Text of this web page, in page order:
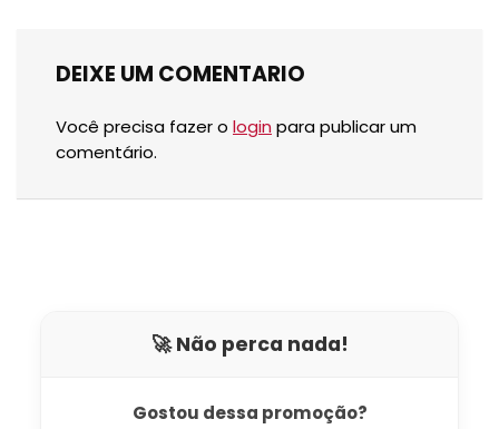
DEIXE UM COMENTARIO
Você precisa fazer o login para publicar um
comentário.
🚀 Não perca nada!
Gostou dessa promoção?